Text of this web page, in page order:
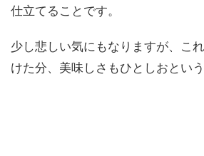
仕立てることです。
少し悲しい気にもなりますが、こ
けた分、美味しさもひとしおという